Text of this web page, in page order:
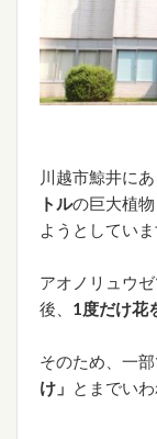
川越市鯨井に
トルの巨大植
ようとしていま
アオノリュウ
後、 1度だけ花
そのため、一
け」 とまでいわ